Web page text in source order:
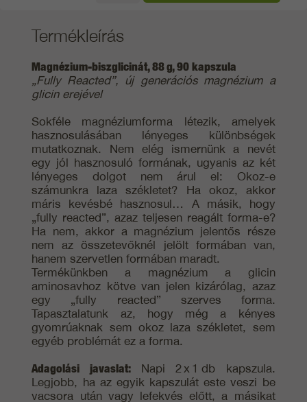
Termékleírás
Magnézium-biszglicinát, 88 g, 90 kapszula
„Fully Reacted”, új generációs magnézium a
glicin erejével
Sokféle magnéziumforma létezik, amelyek
hasznosulásában lényeges különbségek
mutatkoznak. Nem elég ismernünk a nevét
egy jól hasznosuló formának, ugyanis az két
lényeges dolgot nem árul el: Okoz-e
számunkra laza székletet? Ha okoz, akkor
máris kevésbé hasznosul… A másik, hogy
„fully reacted”, azaz teljesen reagált forma-e?
Ha nem, akkor a magnézium jelentős része
nem az összetevőknél jelölt formában van,
hanem szervetlen formában maradt.
Termékünkben a magnézium a glicin
aminosavhoz kötve van jelen kizárólag, azaz
egy „fully reacted” szerves forma.
Tapasztalatunk az, hogy még a kényes
gyomrúaknak sem okoz laza székletet, sem
egyéb problémát ez a forma.
Adagolási javaslat:Napi 2 x 1 db kapszula.
Legjobb, ha az egyik kapszulát este veszi be
vacsora után vagy lefekvés előtt, a másikat